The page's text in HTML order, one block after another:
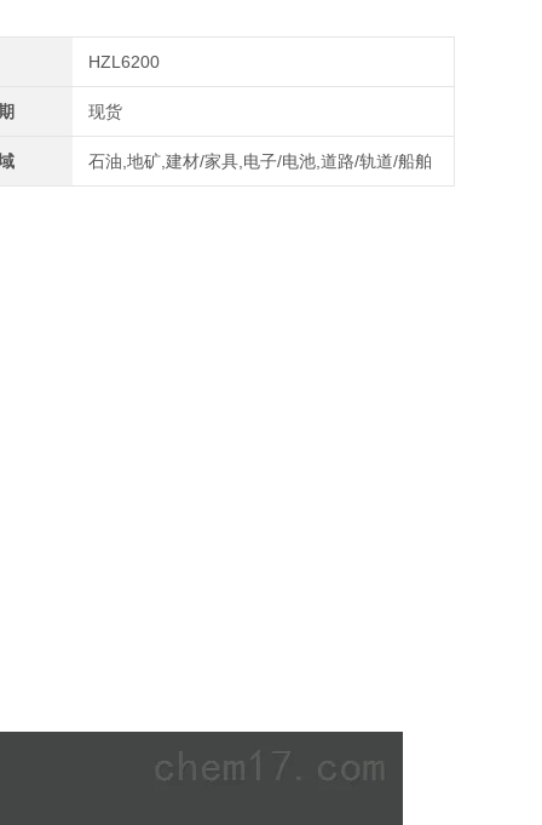
HZL6200
现货
石油,地矿,建材/家具,电子/电池,道路/轨道/船舶